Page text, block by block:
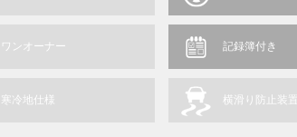
ワンオーナー 記録簿付き
寒冷地仕様 横滑り防止装置